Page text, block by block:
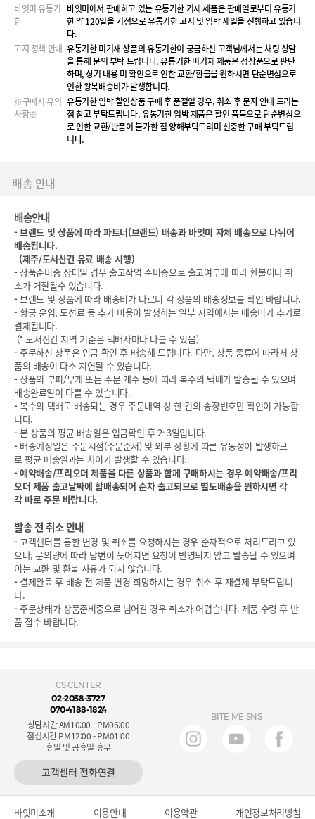
바잇미 유통기
한
바잇미에서 판매하고 있는 유통기한 기재 제품은 판매일로부터 유통기
한 약 120일을 기점으로 유통기한 고지 및 임박 세일을 진행하고 있습니
다.
고지 정책 안내 유통기한 미기재 상품의 유통기한이 궁금하신 고객님께서는 채팅 상담
을 통해 문의 부탁 드립니다. 유통기한 미기재 제품은 정상품으로 판단
하며, 상기 내용 미 확인으로 인한 교환/환불을 원하시면 단순변심으로
인한 왕복배송비가 발생합니다.
※구매시 유의
사항※
유통기한 임박 할인상품 구매 후 품절일 경우, 취소 후 문자 안내 드리는
점 참고 부탁드립니다. 유통기한 임박 제품은 할인 품목으로 단순변심으
로 인한 교환/반품이 불가한 점 양해부탁드리며 신중한 구매 부탁드립
니다.
배송 안내
배송안내
-브랜드 및 상품에 따라 파트너(브랜드) 배송과 바잇미 자체 배송으로 나뉘어
배송됩니다.
(제주/도서산간 유료 배송 시행)
- 상품준비중 상태일 경우 출고작업 준비중으로 출고여부에 따라 환불이나 취
소가 거절될수 있습니다.
-브랜드 및 상품에 따라 배송비가 다르니 각 상품의 배송정보를 확인 바랍니다.
- 항공 운임, 도선료 등 추가 비용이 발생하는 일부 지역에서는 배송비가 추가로
결제됩니다.
(* 도서산간 지역 기준은 택배사마다 다를 수 있음)
-주문하신 상품은 입금 확인 후 배송해 드립니다. 다만, 상품 종류에 따라서 상
품의 배송이 다소 지연될 수 있습니다.
- 상품의 부피/무게 또는 주문 개수 등에 따라 복수의 택배가 발송될 수 있으며
배송완료일이 다를 수 있습니다.
-복수의 택배로 배송되는 경우 주문내역 상 한 건의 송장번호만 확인이 가능합
니다.
-본 상품의 평균 배송일은 입금확인 후 2~3일입니다.
- 배송예정일은 주문시점(주문순서) 및 외부 상황에 따른 유동성이 발생하므
로 평균 배송일과는 차이가 발생할 수 있습니다.
-예약배송/프리오더 제품을 다른 상품과 함께 구매하시는 경우 예약배송/프리
오더 제품 출고날짜에 합배송되어 순차 출고되므로 별도배송을 원하시면 각
각 따로 주문 바랍니다.
발송 전 취소 안내
-고객센터를 통한 변경 및 취소를 요청하시는 경우 순차적으로 처리드리고 있
으나, 문의량에 따라 답변이 늦어지면 요청이 반영되지 않고 발송될 수 있으며
이는 교환 및 환불 사유가 되지 않습니다.
- 결제완료 후 배송 전 제품 변경 희망하시는 경우 취소 후 재결제 부탁드립니
다.
-주문상태가 상품준비중으로 넘어갈 경우 취소가 어렵습니다. 제품 수령 후 반
품 접수 바랍니다.
CS CENTER
02-2038-3727
070-4188-1824
상담시간 AM10:00 - PM06:00
점심시간 PM12:00 - PM01:00
휴일 및 공휴일 휴무
고객센터 전화연결
BITE ME SNS
바잇미소개 이용안내 이용약관 개인정보처리방침